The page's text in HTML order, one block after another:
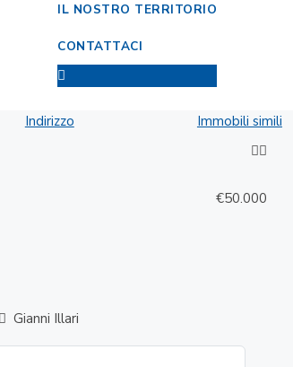
IL NOSTRO TERRITORIO
CONTATTACI
Indirizzo
Immobili simili
€50.000
Gianni Illari